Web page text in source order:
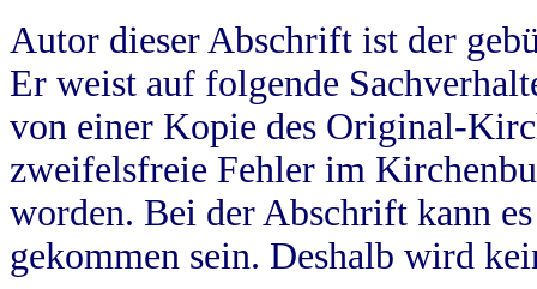
Autor dieser Abschrift ist der
Er weist auf folgende
von einer Kopie des Original-
zweifelsfreie Fehler im
worden. Bei der Abschrift kann
gekommen sein. Deshalb wird